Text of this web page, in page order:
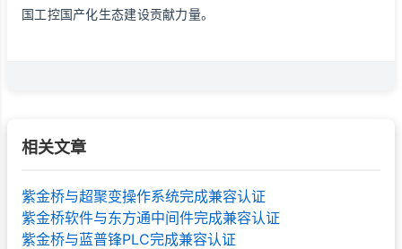
国工控国产化生态建设贡献力量。
相关文章
紫金桥与超聚变操作系统完成兼容认证
紫金桥软件与东方通中间件完成兼容认证
紫金桥与蓝普锋PLC完成兼容认证